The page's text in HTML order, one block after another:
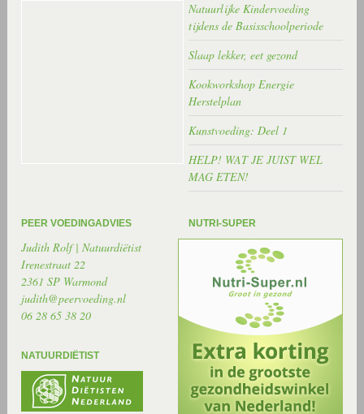
Natuurlijke Kindervoeding
tijdens de Basisschoolperiode
Slaap lekker, eet gezond
Kookworkshop Energie
Herstelplan
Kunstvoeding: Deel 1
HELP! WAT JE JUIST WEL
MAG ETEN!
PEER VOEDINGADVIES
Judith Rolf | Natuurdiëtist
Irenestraat 22
2361 SP Warmond
judith@peervoeding.nl
06 28 65 38 20
NATUURDIËTIST
NUTRI-SUPER